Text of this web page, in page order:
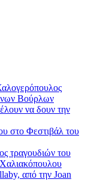
Βούρλων
να δουν την
στο Φεστιβάλ του
του
από την Joan